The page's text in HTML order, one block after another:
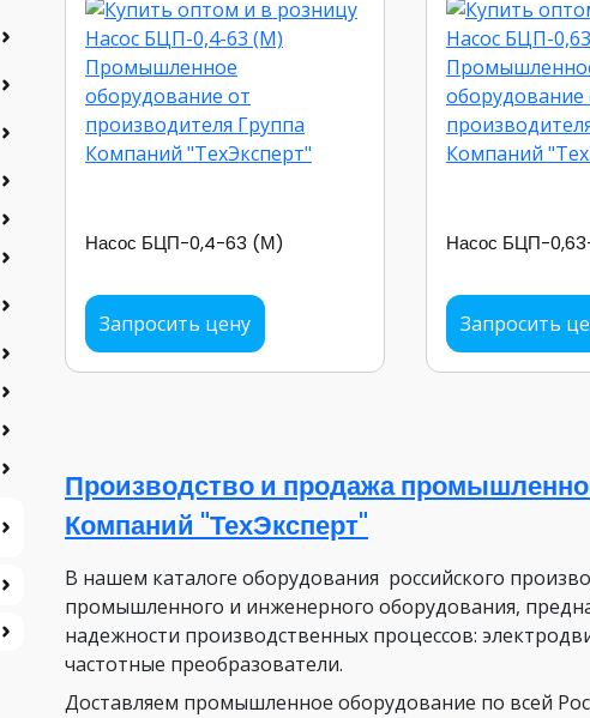
Насос БЦП-0,4-63 (М)
Запросить цену
Насос БЦП-
Запросить
Производство и продажа
Компаний "ТехЭксперт"
В нашем каталоге оборудования российского
промышленного и инженерного оборудования,
надежности производственных процессов:
частотные преобразователи.
Доставляем промышленное оборудование по всей